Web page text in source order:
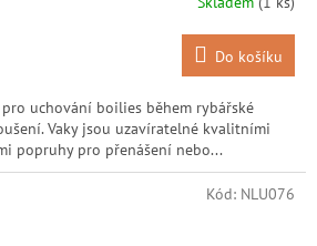
Do košíku
uchování boilies během rybářské
Vaky jsou uzavíratelné kvalitními
popruhy pro přenášení nebo...
Kód: NLU076